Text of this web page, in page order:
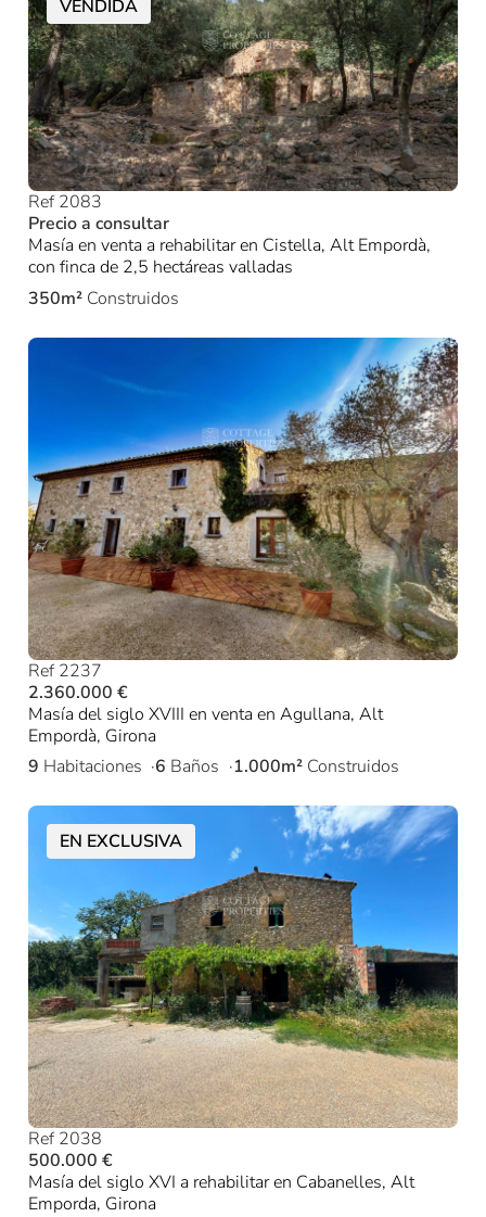
VENDIDA
Ref 2083
Precio a consultar
Masía en venta a rehabilitar en Cistella, Alt Empordà,
con finca de 2,5 hectáreas valladas
350m² Construidos
Ref 2237
2.360.000 €
Masía del siglo XVIII en venta en Agullana, Alt
Empordà, Girona
9 Habitaciones 6 Baños 1.000m² Construidos
EN EXCLUSIVA
Ref 2038
500.000 €
Masía del siglo XVI a rehabilitar en Cabanelles, Alt
Emporda, Girona